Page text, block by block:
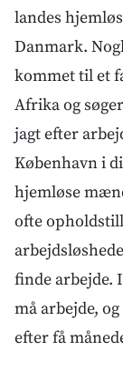
landes
Danmark.
kommet til et
Afrika og
jagt efter
København i
hjemløse
ofte
finde arbejde.
må arbejde,
efter få